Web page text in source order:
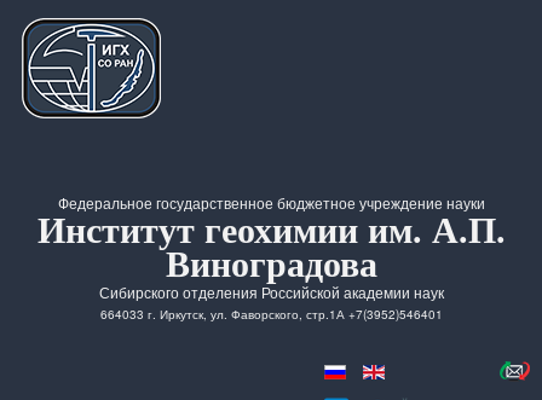
Федеральное государственное бюджетное учреждение науки
Институт геохимии им. А.П.
Виноградова
Сибирского отделения Российской академии наук
664033 г. Иркутск, ул. Фаворского, стр.1А +7(3952)546401